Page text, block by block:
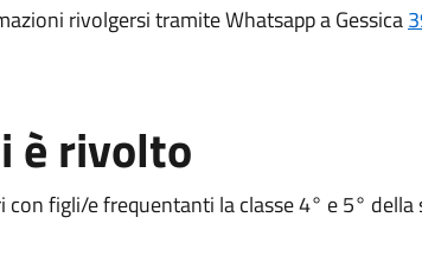
rivolgersi tramite Whatsapp a Gessica
è rivolto
con figli/e frequentanti la classe 4° e 5° della